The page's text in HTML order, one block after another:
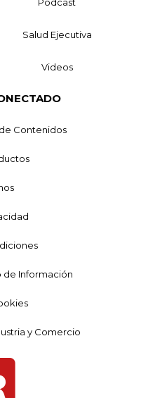
Salud Ejecutiva
Videos
Contenidos
de Información
y Comercio